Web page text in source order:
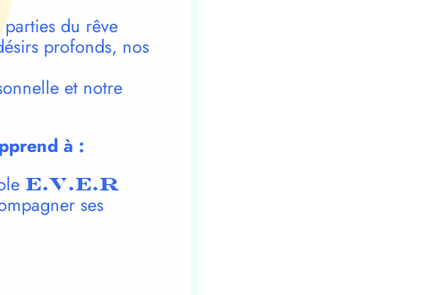
du rêve
profonds, nos
et notre
à :
E.V.E.R
ses